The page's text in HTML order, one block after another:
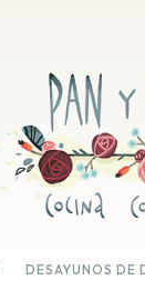
DESAYUNOS DE